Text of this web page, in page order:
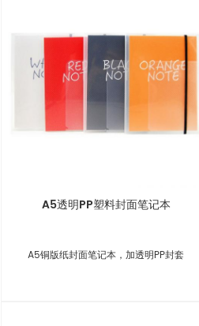
A5透明PP塑料封面笔记本
A5铜版纸封面笔记本，加透明PP封套